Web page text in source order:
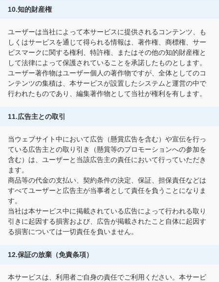
10.知的財産権
ユーザーは当社によって本サービスに提供されるコンテンツ、も
しくはサービスを通じて得られる情報は、著作権、商標権、サー
ビスマークに関する権利、特許権、またはその他の知的財産権と
して法律によって保護されていることを承諾したものとします。
ユーザー著作物はユーザー個人の著作物ですが、全体としてのコ
ンテンツの集積は、本サービスが設置したシステムと運営の中で
行われたものであり、編集著作物として当社が権利を有します。
11.広告主との取引
当ウェブサイト中において広告（懸賞広告を含む）や宣伝を行っ
ている広告主との取り引き（懸賞等のプロモーションへの参加を
含む）は、ユーザーと当該広告主の責任において行っていただき
ます。
商品等の代金の支払い、契約条件の決定、保証、担保責任などは
すべてユーザーと広告主が当事者として責任を負うことになりま
す。
当社は本サービス中に掲載されている広告によって行われる取り
引きに起因する損害および、広告が掲載されたこと自体に起因す
る損害については一切責任を負いません。
12.保証の放棄（免責条項）
本サービスは、利用者ご自身の責任でご利用ください。本サービ